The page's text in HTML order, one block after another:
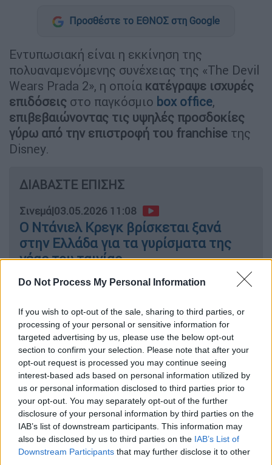
Do Not Process My Personal Information
If you wish to opt-out of the sale, sharing to third parties, or
processing of your personal or sensitive information for
targeted advertising by us, please use the below opt-out
section to confirm your selection. Please note that after your
opt-out request is processed you may continue seeing
interest-based ads based on personal information utilized by
us or personal information disclosed to third parties prior to
your opt-out. You may separately opt-out of the further
disclosure of your personal information by third parties on the
IAB’s list of downstream participants. This information may
also be disclosed by us to third parties on the IAB’s List of
Downstream Participants that may further disclose it to other
Προσθέστε το ΕΘΝΟΣ στη Google
Εντυπωσιακή είναι η εκκίνηση της
πολυαναμενόμενης συνέχειας της «The Devil
Wears Prada 2», η οποία κατέγραψε ισχυρές
επιδόσεις στο παγκόσμιο box office,
επιβεβαιώνοντας τις υψηλές προσδοκίες
γύρω από την επιστροφή του franchise της
Disney.
ΔΙΑΒΑΣΤΕ ΕΠΙΣΗΣ
Σινεμά|03.05.2026 11:08
Ο Ντάνιελ Κρεγκ βρίσκεται ξανά
στην Ελλάδα για τα γυρίσματα της
νέας του ταινίας
Το εντυπωσιακό ξεκίνημα
Στις Ηνωμένες Πολιτείες, η ταινία
συγκέντρωσε 77 εκατομμύρια δολάρια στο
πρώτο της Σαββατοκύριακο προβολής,
επίδοση σχεδόν τριπλάσια σε σχέση με το
άνοιγμα της πρώτης ταινίας το 2006. Το
αποτέλεσμα αυτό την κατατάσσει στο
τέταρτο καλύτερο ντεμπούτο της χρονιάς,
πίσω από μεγάλες κινηματογραφικές